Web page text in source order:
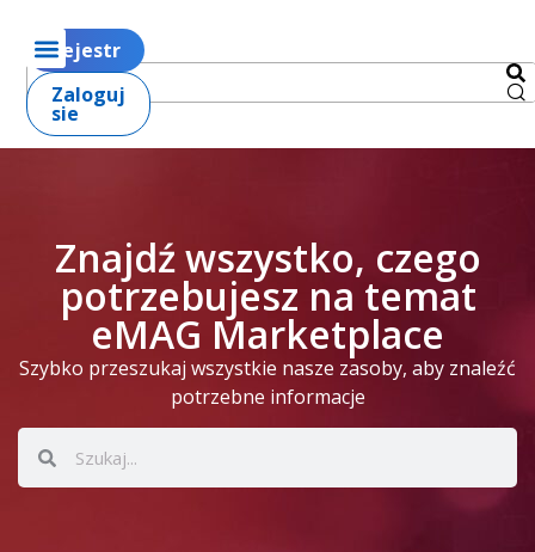
Rejestr
Zaloguj
sie
Znajdź wszystko, czego
potrzebujesz na temat
eMAG Marketplace
Szybko przeszukaj wszystkie nasze zasoby, aby znaleźć
potrzebne informacje